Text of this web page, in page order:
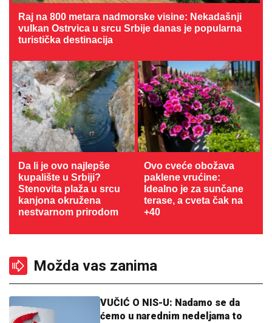
Raj na 800 metara nadmorske visine: Nekadašnji
vulkan Ostrvica u srcu Srbije danas je popularna
turistička destinacija
Da li je ovo najlepše
kupalište u Srbiji?
Stenovita plaža u srcu
kanjona okružena
nestvarnom prirodom
Ovo cveće obožava
paklene vrućine:
Idealno je za sunčane
terase, a cveta čak na
+40
Možda vas zanima
VUČIĆ O NIS-U: Nadamo se da
ćemo u narednim nedeljama to